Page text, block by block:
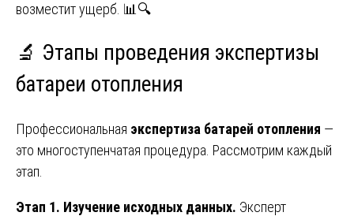
возместит ущерб. 📊🔍
🔬 Этапы проведения экспертизы
батареи отопления
Профессиональная экспертиза батарей отопления —
это многоступенчатая процедура. Рассмотрим каждый
этап.
Этап 1. Изучение исходных данных. Эксперт